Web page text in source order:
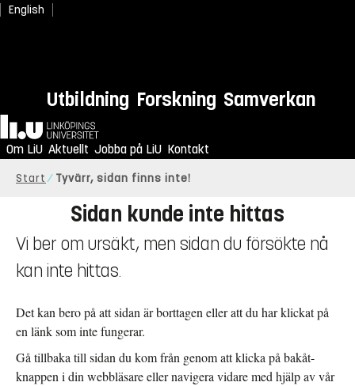
English
Utbildning Forskning Samverkan
Hem
Om LiU Aktuellt Jobba på LiU Kontakt
Start Tyvärr, sidan finns inte!
Sidan kunde inte hittas
Vi ber om ursäkt, men sidan du försökte nå
kan inte hittas.
Det kan bero på att sidan är borttagen eller att du har klickat på
en länk som inte fungerar.
Gå tillbaka till sidan du kom från genom att klicka på bakåt-
knappen i din webbläsare eller navigera vidare med hjälp av vår